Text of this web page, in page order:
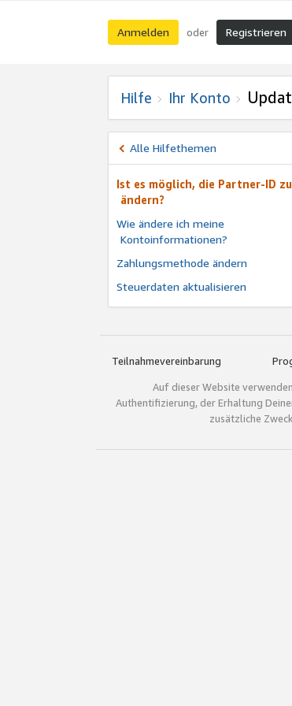
Anmelden oder Registrieren
Hilfe Ihr Konto
Alle Hilfethemen
Ist es möglich, die Partner-ID zu
ändern?
Wie ändere ich meine
Kontoinformationen?
Zahlungsmethode ändern
Steuerdaten aktualisieren
Teilnahmevereinbarung
Auf dieser Website
Authentifizierung, der Erhaltung
zusätzliche